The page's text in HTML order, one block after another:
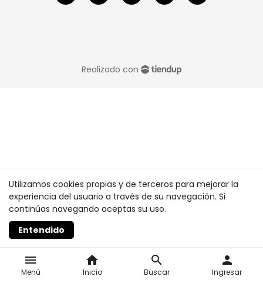
menu
Menú
home
Inicio
search
Buscar
person
Ingresar
Realizado con
Utilizamos cookies propias y de terceros para mejorar la
experiencia del usuario a través de su navegación. Si
continúas navegando aceptas su uso.
Entendido